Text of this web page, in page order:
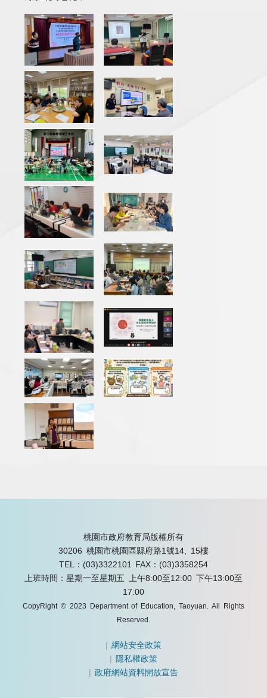
桃園市政府教育局版權所有
30206 桃園市桃園區縣府路1號14, 15樓
TEL：(03)3322101 FAX：(03)3358254
上班時間：星期一至星期五 上午8:00至12:00 下午13:00至
17:00
CopyRight © 2023 Department of Education, Taoyuan. All Rights
Reserved.
|網站安全政策
| 隱私權政策
|政府網站資料開放宣告